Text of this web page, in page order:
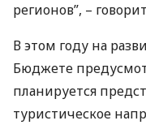
регионов”, –
В этом году на
Бюджете
планируется
туристическое